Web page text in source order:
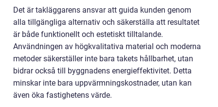
Det är takläggarens ansvar att guida kunden genom
alla tillgängliga alternativ och säkerställa att resultatet
är både funktionellt och estetiskt tilltalande.
Användningen av högkvalitativa material och moderna
metoder säkerställer inte bara takets hållbarhet, utan
bidrar också till byggnadens energieffektivitet. Detta
minskar inte bara uppvärmningskostnader, utan kan
även öka fastighetens värde.